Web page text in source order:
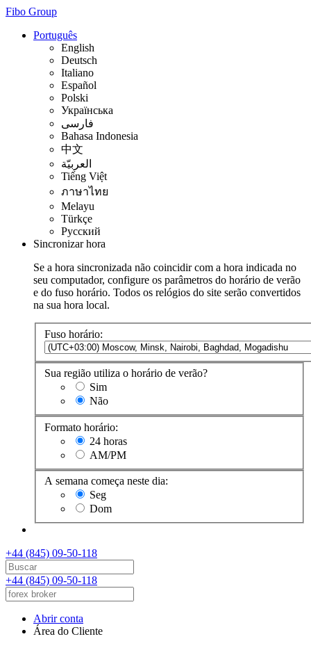
Fibo Group
Português
English
Deutsch
Italiano
Español
Polski
Українська
فارسی
Bahasa Indonesia
中文
العربيّة
Tiếng Việt
ภาษาไทย
Melayu
Türkçe
Русский
Sincronizar hora
Se a hora sincronizada não coincidir com a hora indicada no
seu computador, configure os parâmetros do horário de verão
e do fuso horário. Todos os relógios do site serão convertidos
na sua hora local.
Fuso horário:
Sua região utiliza o horário de verão?
Sim
Não
Formato horário:
24 horas
AM/PM
A semana começa neste dia:
Seg
Dom
+44 (845) 09-50-118
+44 (845) 09-50-118
Abrir conta
Área do Cliente